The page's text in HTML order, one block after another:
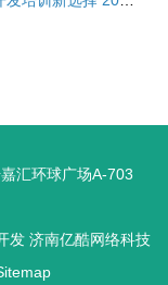
汇环球广场A-703
发 济南亿酷网络科技